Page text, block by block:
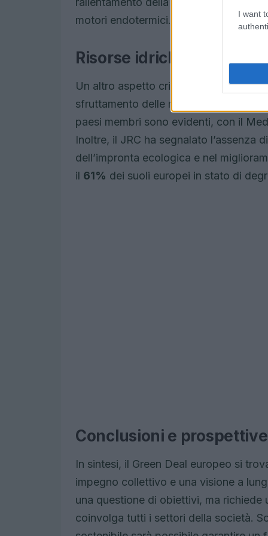
I want
motori endotermici.
Risorse idriche e
Un altro aspetto critico riguarda la
sfruttamento delle risorse idriche sia
paesi membri sono evidenti, con il
Inoltre, il JRC ha segnalato l’assenza
dell’impronta ecologica e nel
il 61% dei suoli europei in stato di
Conclusioni e
In sintesi, il Green Deal europeo si
impegno collettivo e una visione a
una questione di obiettivi, ma
coinvolga tutti i settori della società.